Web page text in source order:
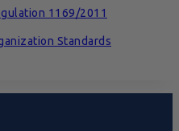
1169/2011
Standards